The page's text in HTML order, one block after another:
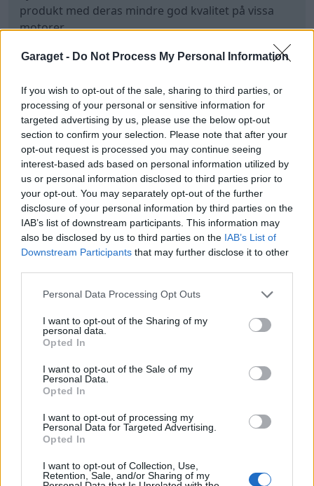
Garaget - Do Not Process My Personal Information
If you wish to opt-out of the sale, sharing to third parties, or
processing of your personal or sensitive information for
targeted advertising by us, please use the below opt-out
section to confirm your selection. Please note that after your
opt-out request is processed you may continue seeing
interest-based ads based on personal information utilized by
us or personal information disclosed to third parties prior to
your opt-out. You may separately opt-out of the further
disclosure of your personal information by third parties on the
IAB’s list of downstream participants. This information may
also be disclosed by us to third parties on the IAB’s List of
Downstream Participants that may further disclose it to other
Personal Data Processing Opt Outs
I want to opt-out of the Sharing of my
personal data.
Opted In
I want to opt-out of the Sale of my
Personal Data.
Opted In
I want to opt-out of processing my
Personal Data for Targeted Advertising.
Opted In
I want to opt-out of Collection, Use,
Retention, Sale, and/or Sharing of my
produkt med deras mindre god kvalitet på vissa
motorer.
Härutöver är det ohemult trångt och besvärligt att
arbeta med bils motorer.
som på andra bilar klaras med motorn på plats.
Tråkigt nog för Land Rover så var även hos dom de
minst lyckade motorerna under BMW-ägandet -
mycket bättre motorer när Ford övertog Land
Rover.
Om VVT, som det heter på engelska, skulle sluta
fungera så märks det knappast på annat än på att
motorn blir något lite slöare.
Men inga missljud eller så.
En typisk damfrissebil som ska köpas ny och säljas
Dom "riktiga" Mini/Hundkojorna, BMC, höll högre
kvalitet, i alla fall på motorerna - har själv ägt 4 st
BMC-kojor.
Citera